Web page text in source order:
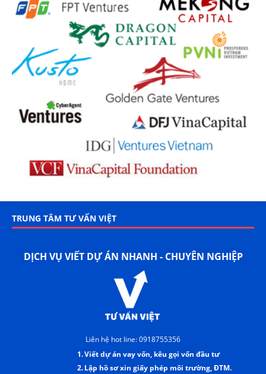
TRUNG TÂM TƯ VẤN VIỆT
DỊCH VỤ VIẾT DỰ ÁN NHANH - CHUYÊN NGHIỆP
Liên hệ hot line: 0918755356
1.Viết dự án vay vốn, kêu gọi vốn đầu tư
2.Lập hồ sơ xin giấy phép môi trường, ĐTM.